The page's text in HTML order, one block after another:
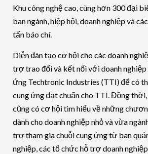
Khu công nghệ cao, cùng hơn 300 đại
ban ngành, hiệp hội, doanh nghiệp và
tấn báo chí.
Diễn đàn tạo cơ hội cho các doanh
trợ trao đổi và kết nối với doanh nghiệp
ứng Techtronic Industries (TTI) để có
cung ứng đạt chuẩn cho TTI. Đồng thời,
cũng có cơ hội tìm hiểu về những
dành cho doanh nghiệp nhỏ và vừa
trợ tham gia chuỗi cung ứng từ ban
nghiệp, các tổ chức hỗ trợ doanh nghiệp